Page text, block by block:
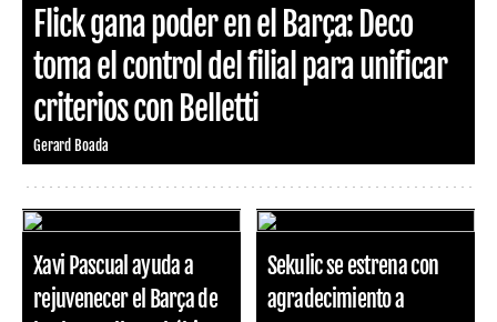
Flick gana poder en el Barça: Deco
toma el control del filial para unificar
criterios con Belletti
Gerard Boada
Xavi Pascual ayuda a
rejuvenecer el Barça de
Sekulic se estrena con
agradecimiento a